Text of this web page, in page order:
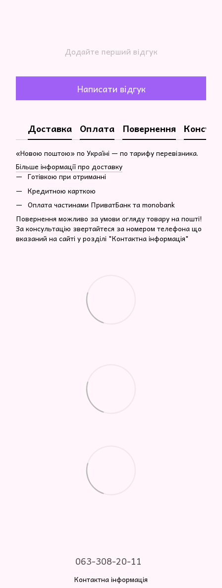
Додайте перший відгук
Написати відгук
Доставка Оплата Повернення
«Новою поштою» по Україні — по тарифу перевізника.
Більше інформації про доставку
Готівкою при отриманні
Кредитною карткою
Оплата частинами ПриватБанк та monobank
Повернення можливо за умови огляду товару на пошті!
За консультацію звертайтеся за номером телефона що
вказаний на сайті у розділі "Контактна інформація"
063-308-20-11
Контактна інформація